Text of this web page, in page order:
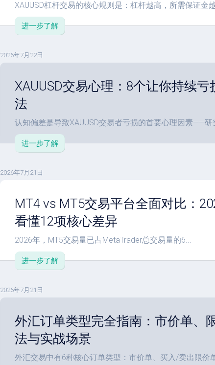
XAUUSD杠杆交易的核心规则是：杠杆越高，所需保证金
进一步了解
2026年7月22日
XAUUSD交易心理：8个让你持续
法
认知偏差是导致XAUUSD交易者亏损的首要心理因素——研
进一步了解
2026年7月21日
MT4 vs MT5交易平台全面对比：
看懂12项核心差异
2026年，MT5交易量已占MetaTrader总交易量的6...
进一步了解
2026年7月21日
外汇订单类型完全指南：市价单、
法与实战场景
外汇交易中有6种核心订单类型：市价单、买入/卖出限价